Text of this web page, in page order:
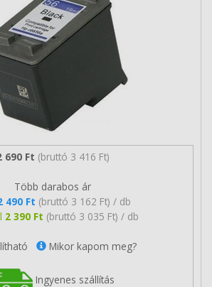
690 Ft (bruttó 3 416 Ft)
Több darabos ár
490 Ft (bruttó 3 162 Ft) / db
2 390 Ft (bruttó 3 035 Ft) / db
Mikor kapom meg?
Ingyenes szállítás